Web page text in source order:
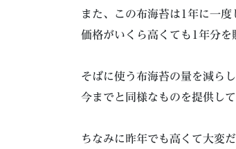
また、この布海苔は1年に一
価格がいくら高くても1年分を
そばに使う布海苔の量を減ら
今までと同様なものを提供し
ちなみに昨年でも高くて大変